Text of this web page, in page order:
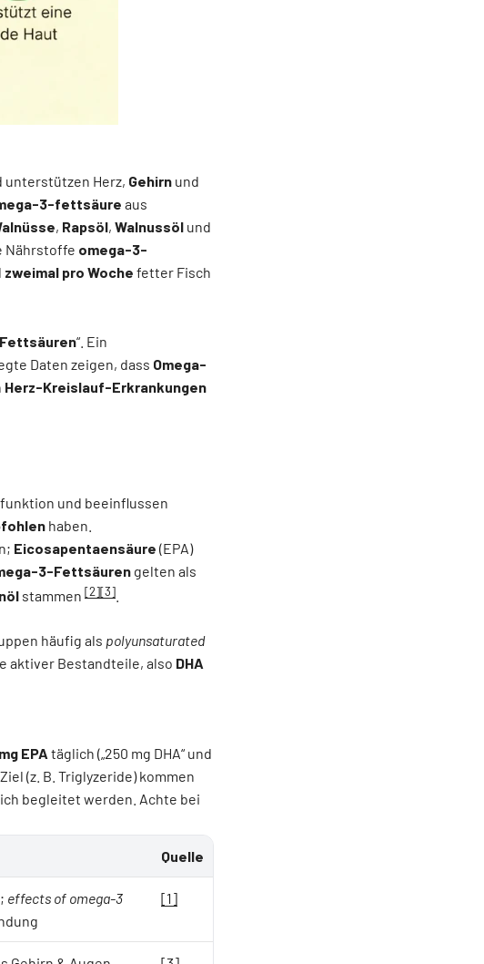
unterstützen Herz, Gehirn und
3-fettsäure aus
, Rapsöl, Walnussöl und
Nährstoffe omega-3-
zweimal pro Woche fetter Fisch
“. Ein
Daten zeigen, dass Omega-
Herz-Kreislauf-Erkrankungen
und beeinflussen
haben.
Eicosapentaensäure (EPA)
3-Fettsäuren gelten als
stammen [2][3]
häufig als polyunsaturated
aktiver Bestandteile, also DHA
EPA täglich („250 mg DHA“ und
(z. B. Triglyzeride) kommen
begleitet werden. Achte bei
Quelle
effects of omega-3
[1]